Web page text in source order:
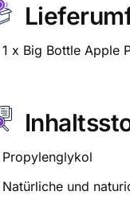
1 x Big Bottle Apple
Propylenglykol
Natürliche und